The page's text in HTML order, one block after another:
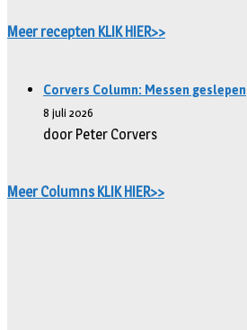
Meer recepten KLIK HIER>>
Corvers Column: Messen geslepen
8 juli 2026
door Peter Corvers
Meer Columns KLIK HIER>>